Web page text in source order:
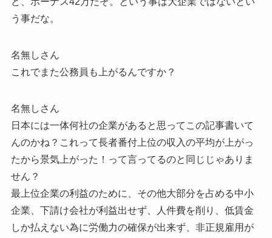
う事だな。
名無しさん
これでまた公務員も上がるんですか？
名無しさん
日本には一体何社の企業があると思ってこの記事書いて
んのかね？これって長者番付上位の収入の平均が上がっ
たから景気上がった！って言ってるのと同じじゃありま
せん？
最上位企業の利益のために、その他大部分を占める中小
企業、下請け会社が利益出せず、人件費を削り、低賃金
しか払えない為に労働力の確保が出来ず、非正規雇用が